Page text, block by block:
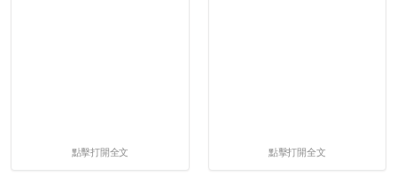
點擊打開全文 點擊打開全文